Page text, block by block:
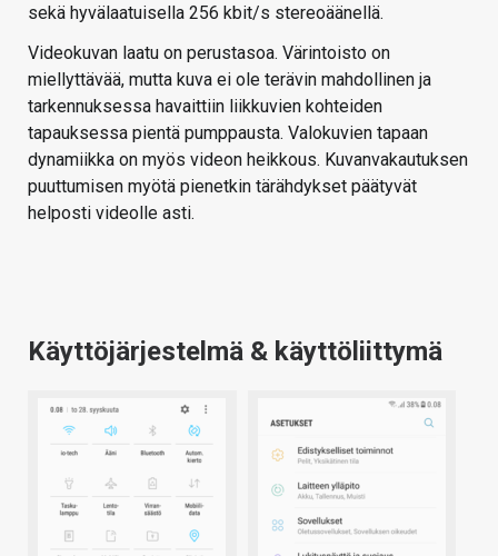
sekä hyvälaatuisella 256 kbit/s stereoäänellä.
Videokuvan laatu on perustasoa. Värintoisto on
miellyttävää, mutta kuva ei ole terävin mahdollinen ja
tarkennuksessa havaittiin liikkuvien kohteiden
tapauksessa pientä pumppausta. Valokuvien tapaan
dynamiikka on myös videon heikkous. Kuvanvakautuksen
puuttumisen myötä pienetkin tärähdykset päätyvät
helposti videolle asti.
Käyttöjärjestelmä & käyttöliittymä